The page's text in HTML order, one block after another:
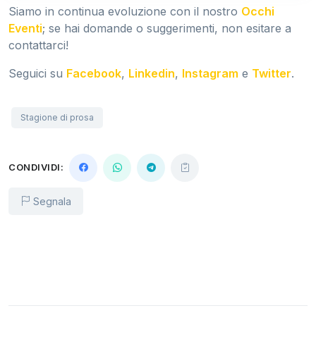
Siamo in continua evoluzione con il nostro Occhi
Eventi; se hai domande o suggerimenti, non esitare a
contattarci!
Seguici su Facebook, Linkedin, Instagram e Twitter.
Stagione di prosa
CONDIVIDI:
Segnala